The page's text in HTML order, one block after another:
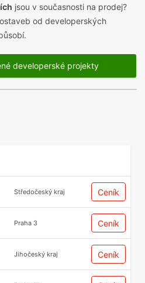
jsou v současnosti na prodej?
od developerských
developerské projekty
Středočeský kraj Ceník
Praha 3 Ceník
Jihočeský kraj Ceník